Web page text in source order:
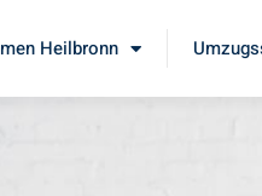
Heilbronn